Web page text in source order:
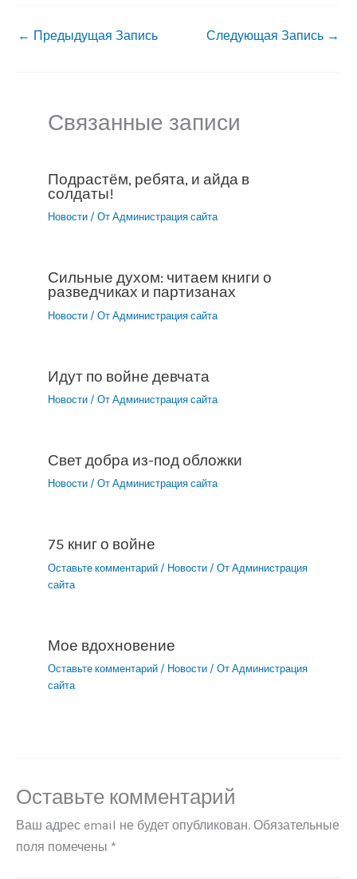
← Предыдущая Запись Следующая Запись →
Связанные записи
Подрастём, ребята, и айда в
солдаты!
Новости / От Администрация сайта
Сильные духом: читаем книги о
разведчиках и партизанах
Новости / От Администрация сайта
Идут по войне девчата
Новости / От Администрация сайта
Свет добра из-под обложки
Новости / От Администрация сайта
75 книг о войне
Оставьте комментарий / Новости / От Администрация
сайта
Мое вдохновение
Оставьте комментарий / Новости / От Администрация
сайта
Оставьте комментарий
Ваш адрес email не будет опубликован. Обязательные
поля помечены *